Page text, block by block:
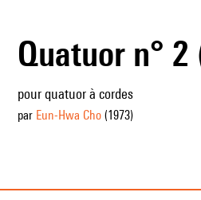
Quatuor n° 2
pour quatuor à cordes
par Eun-Hwa Cho(1973)